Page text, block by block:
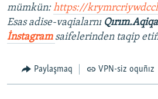
mümkün:https://
Esas adise-vaqialarnı
İnstagram saifelerinden taqip
Paylaşmaq VPN-siz oquñız